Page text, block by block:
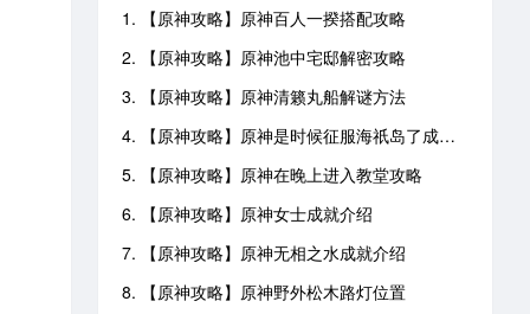
1. 【原神攻略】原神百人一揆搭配攻略
2. 【原神攻略】原神池中宅邸解密攻略
3. 【原神攻略】原神清籁丸船解谜方法
4. 【原神攻略】原神是时候征服海祇岛了成就攻略
5. 【原神攻略】原神在晚上进入教堂攻略
6. 【原神攻略】原神女士成就介绍
7. 【原神攻略】原神无相之水成就介绍
8. 【原神攻略】原神野外松木路灯位置